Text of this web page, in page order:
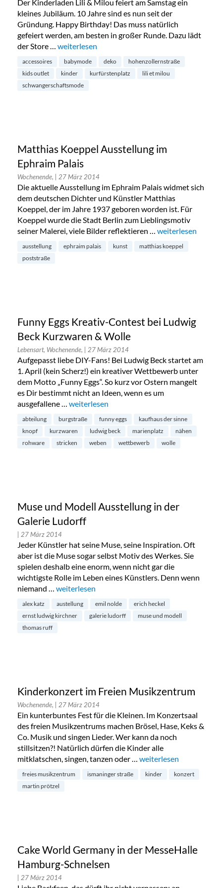
Der Kinderladen Lili & Milou feiert am Samstag ein
kleines Jubiläum. 10 Jahre sind es nun seit der
Gründung. Happy Birthday! Das muss natürlich
gefeiert werden, am besten in großer Runde. Dazu lädt
der Store … „Lili & Milou Kinderladen feiert 10. Geburtstag“
weiterlesen
accessoires babymode deko
hohenzollernstraße
kids outlet
kinder kurfürstenplatz
lili et milou
schwangerschaftsmode
Matthias Koeppel Ausstellung im
Ephraim Palais
Wochenende, | 27 März 2014
Die aktuelle Ausstellung im Ephraim Palais widmet sich
dem deutschen Dichter und Künstler Matthias
Koeppel, der im Jahre 1937 geboren worden ist. Für
Koeppel wurde die Stadt Berlin zum Lieblingsmotiv
seiner Malerei, viele Bilder reflektieren … „Matthias
weiterlesen
ausstellung ephraim palais kunst
matthias koeppel
poststraße
Funny Eggs Kreativ-Contest bei Ludwig
Beck Kurzwaren & Wolle
Lebensart, Wochenende, | 27 März 2014
Aufgepasst liebe DIY-Fans! Bei Ludwig Beck startet am
1. April (kein Scherz!) ein kreativer Wettbewerb unter
dem Motto „Funny Eggs“. So kurz vor Ostern mangelt
es Dir bestimmt nicht an Ideen, wenn es um
ausgefallene … „Funny Eggs Kreativ-Contest bei Ludwig
weiterlesen
abteilung burgstraße funny eggs
kaufhaus der sinne
knopf
kurzwaren ludwig beck marienplatz
nähen
rohware
stricken weben wettbewerb wolle
Muse und Modell Ausstellung in der
Galerie Ludorff
| 27 März 2014
Jeder Künstler hat seine Muse, seine Inspiration. Oft
aber ist die Muse sogar selbst Motiv des Werkes. Sie
spielen deshalb eine enorm, wenn nicht gar die
wichtigste Rolle im Leben eines Künstlers. Denn wenn
niemand … „Muse und Modell Ausstellung in der Galerie
weiterlesen
alex katz austellung emil nolde
erich heckel
ernst ludwig kirchner
galerie ludorff
muse und modell
thomas ruff
Kinderkonzert im Freien Musikzentrum
Wochenende, | 27 März 2014
Ein kunterbuntes Fest für die Kleinen. Im Konzertsaal
des freien Musikzentrums machen Brösel, Hase, Keks &
Co. Musik und singen Lieder. Wer kann da noch
stillsitzen?! Natürlich dürfen die Kinder alle
mitklatschen, singen, tanzen oder … „Kinderkonzert im
weiterlesen
freies musikzentrum ismaninger straße kinder
konzert
martin prötzel
Cake World Germany in der MesseHalle
Hamburg-Schnelsen
| 27 März 2014